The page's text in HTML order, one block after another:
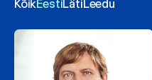
KõikEestiLätiLeedu